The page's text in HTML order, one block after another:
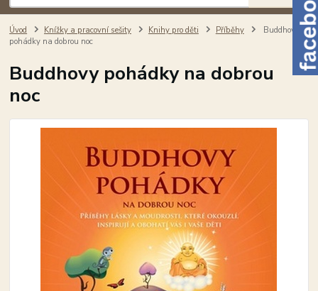
Úvod Knížky a pracovní sešity Knihy pro děti Příběhy
Buddhovy
pohádky na dobrou noc
Buddhovy pohádky na dobrou
noc